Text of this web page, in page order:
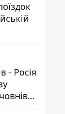
дрони
- Росія